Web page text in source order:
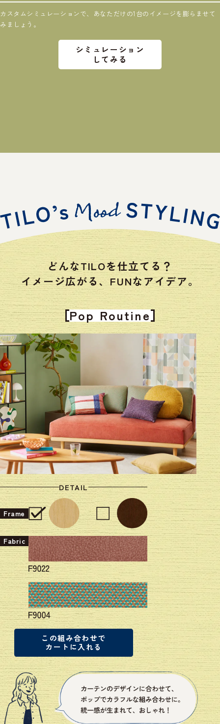
カスタムシミュレーションで、あなただけの1台のイメージを膨らませて
みましょう。
シミュレーション
してみる
どんなTILOを仕立てる？
イメージ広がる、FUNなアイデア。
Pop Routine
DETAIL
Frame
Fabric
この組み合わせで
カートに入れる